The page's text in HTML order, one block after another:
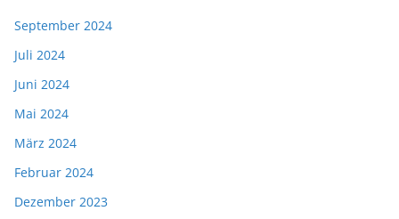
September 2024
Juli 2024
Juni 2024
Mai 2024
März 2024
Februar 2024
Dezember 2023